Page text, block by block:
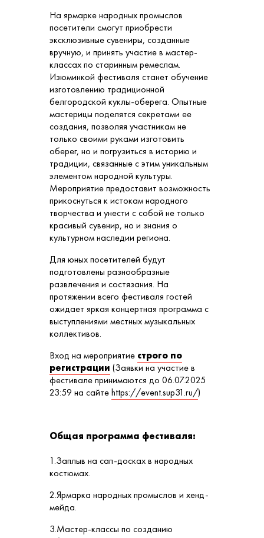
На ярмарке народных промыслов
посетители смогут приобрести
эксклюзивные сувениры, созданные
вручную, и принять участие в мастер-
классах по старинным ремеслам.
Изюминкой фестиваля станет обучение
изготовлению традиционной
белгородской куклы-оберега. Опытные
мастерицы поделятся секретами ее
создания, позволяя участникам не
только своими руками изготовить
оберег, но и погрузиться в историю и
традиции, связанные с этим уникальным
элементом народной культуры.
Мероприятие предоставит возможность
прикоснуться к истокам народного
творчества и унести с собой не только
красивый сувенир, но и знания о
культурном наследии региона.
Для юных посетителей будут
подготовлены разнообразные
развлечения и состязания. На
протяжении всего фестиваля гостей
ожидает яркая концертная программа с
выступлениями местных музыкальных
коллективов.
Вход на мероприятие строго по
регистрации (Заявки на участие в
фестивале принимаются до 06.07.2025
23:59 на сайтеhttps://event.sup31.ru/)
Общая программа фестиваля:
1.Заплыв на сап-досках в народных
костюмах.
2.Ярмарка народных промыслов и хенд-
мейда.
3.Мастер-классы по созданию